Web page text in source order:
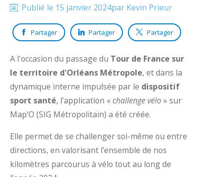
Publié le 15 janvier 2024par Kevin Prieur
Partager Partager Partager
A l'occasion du passage du Tour de France sur
le territoire d'Orléans Métropole, et dans la
dynamique interne impulsée par le dispositif
sport santé, l’application «challenge vélo» sur
Map’O (SIG Métropolitain) a été créée.
Elle permet de se challenger soi-même ou entre
directions, en valorisant l’ensemble de nos
kilomètres parcourus à vélo tout au long de